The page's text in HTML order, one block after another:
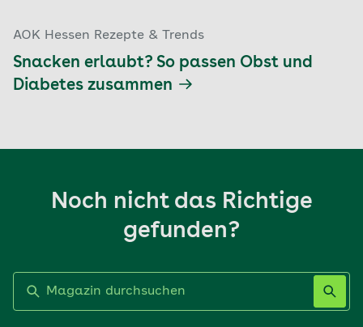
AOK Hessen Rezepte & Trends
Snacken erlaubt? So passen Obst und
Diabetes zusammen
Noch nicht das Richtige
gefunden?